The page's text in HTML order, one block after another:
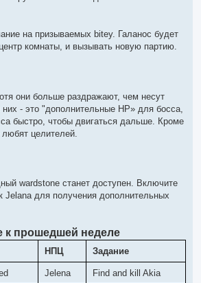
на призываемых bitey. Галанос будет
комнаты, и вызывать новую партию.
они больше раздражают, чем несут
- это "дополнительные HP» для босса,
быстро, чтобы двигаться дальше. Кроме
целителей.
wardstone станет доступен. Включите
Jelana для получения дополнительных
к прошедшей неделе
НПЦ Задание
Jelena
Find and kill Akia